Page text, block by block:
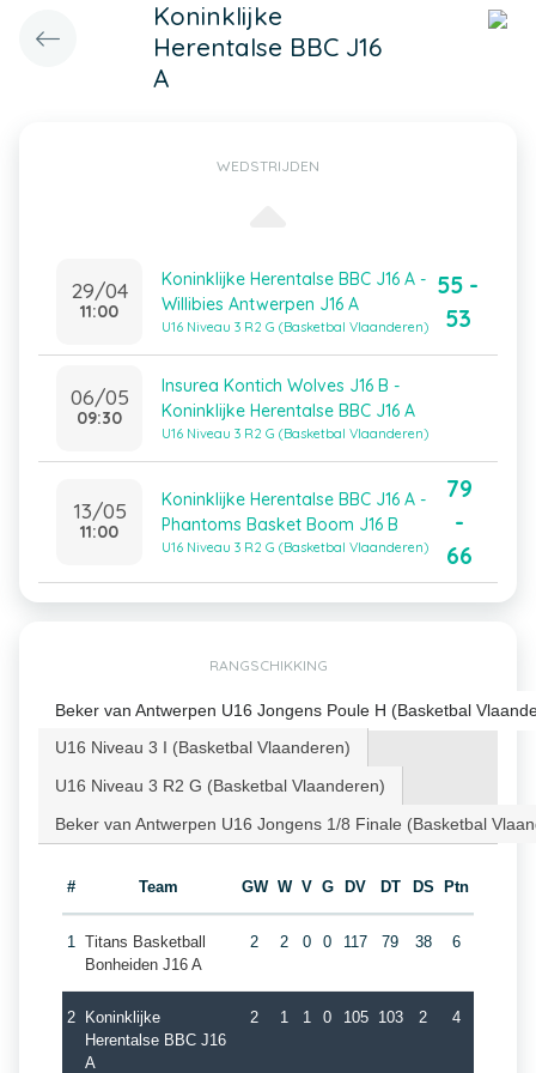
Koninklijke
Herentalse BBC J16
A
WEDSTRIJDEN
29/04
11:00
Koninklijke Herentalse BBC J16 A -
Willibies Antwerpen J16 A
U16 Niveau 3 R2 G (Basketbal Vlaanderen)
55 -
53
06/05
09:30
Insurea Kontich Wolves J16 B -
Koninklijke Herentalse BBC J16 A
U16 Niveau 3 R2 G (Basketbal Vlaanderen)
13/05
11:00
Koninklijke Herentalse BBC J16 A -
Phantoms Basket Boom J16 B
U16 Niveau 3 R2 G (Basketbal Vlaanderen)
79
-
66
RANGSCHIKKING
Beker van Antwerpen U16 Jongens Poule H (Basketbal
U16 Niveau 3 I (Basketbal Vlaanderen)
U16 Niveau 3 R2 G (Basketbal Vlaanderen)
Beker van Antwerpen U16 Jongens 1/8 Finale (Basketbal
# Team GW W V G DV DT DS Ptn
1 Titans Basketball
Bonheiden J16 A
2 2 0 0 117 79 38 6
2
Koninklijke
Herentalse BBC J16
A
2 1 1 0 105 103 2 4